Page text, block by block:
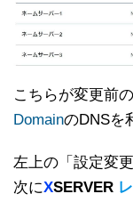
こちらが変更前
DomainのDNSを
左上の「設定変
次にXSERVER